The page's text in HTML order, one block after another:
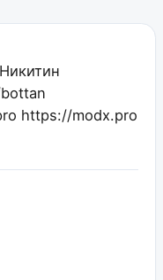
https://modx.pro